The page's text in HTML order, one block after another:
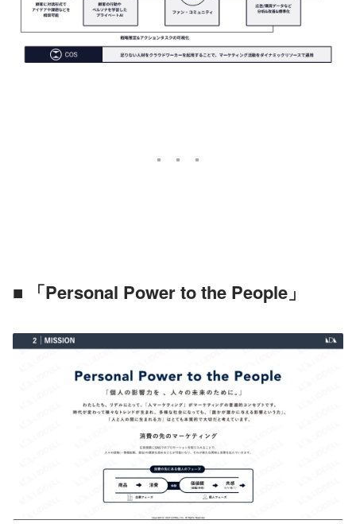
■ 「Personal Power to the People」